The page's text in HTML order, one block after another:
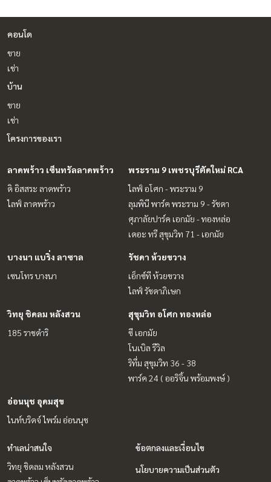
คอนโด
ขาย
เช่า
บ้าน
ขาย
เช่า
โครงการของเรา
ลาดพร้าว เซ็นทรัลลาดพร้าว
ดิ อิสสระ ลาดพร้าว
ไลฟ์ ลาดพร้าว
พระราม 9 เพชรบุรีตัดใหม่ RCA
ไลฟ์ อโศก - พระราม 9
ลุมพินี พาร์ค พระราม 9 - รัชดา
ศุภาลัยปาร์ค เอกมัย - ทองหล่อ
เดอะ ทรี สุขุมวิท 71 - เอกมัย
บางนา แบริ่ง ลาซาล
เซนโทร บางนา
รัชดา ห้วยขวาง
เอ็กซ์ที ห้วยขวาง
ไลฟ์ รัชดาภิเษก
วิทยุ ชิดลม หลังสวน
185 ราชดำริ
สุขุมวิท อโศก ทองหล่อ
ซี เอกมัย
โนเบิล รีวิล
ริทึ่ม สุขุมวิท 36 - 38
พาร์ค 24 ( ออริจิ้น พร้อมพงษ์ )
อ่อนนุช อุดมสุข
ไนท์บริดจ์ ไพร์ม อ่อนนุช
ทำเลน่าสนใจ
วิทยุ ชิดลม หลังสวน
ข้อตกลงและเงื่อนไข
นโยบายความเป็นส่วนตัว